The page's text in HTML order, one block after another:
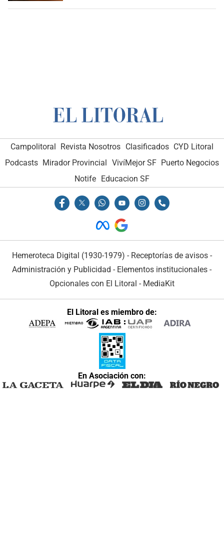
Campolitoral Revista Nosotros Clasificados CYD Litoral
Podcasts Mirador Provincial VivíMejor SF Puerto Negocios
Notife Educacion SF
Hemeroteca Digital (1930-1979) - Receptorías de avisos -
Administración y Publicidad - Elementos institucionales -
Opcionales con El Litoral - MediaKit
El Litoral es miembro de:
En Asociación con: